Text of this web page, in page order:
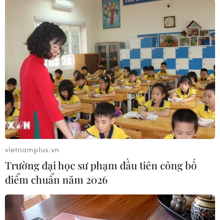
nổi bật là máy chơi game Xbox.
Năm 2023, cơ quan quản lý của Anh và Liên
minh châu Âu (EU) đã cho phép Microsoft mua
lại công ty phát triển trò chơi điện tử Activision
Blizzard, sở hữu tựa game đình đám “Call of
Duty” với giá 69 tỷ USD./.
(TTXVN/Vietnam+)
vietnamplus.vn
Trường đại học sư phạm đầu tiên công bố
điểm chuẩn năm 2026